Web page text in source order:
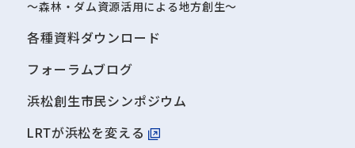
～森林・ダム資源活用による地方創生～
各種資料ダウンロード
フォーラムブログ
浜松創生市民シンポジウム
LRTが浜松を変える